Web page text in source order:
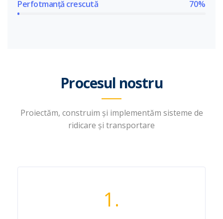
Perfotmanță crescută 70%
Procesul nostru
Proiectăm, construim și implementăm sisteme de
ridicare și transportare
1.